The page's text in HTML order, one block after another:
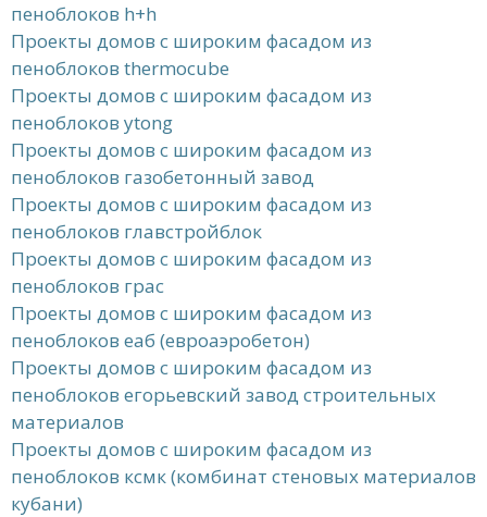
пеноблоков h+h
Проекты домов с широким фасадом из
пеноблоков thermocube
Проекты домов с широким фасадом из
пеноблоков ytong
Проекты домов с широким фасадом из
пеноблоков газобетонный завод
Проекты домов с широким фасадом из
пеноблоков главстройблок
Проекты домов с широким фасадом из
пеноблоков грас
Проекты домов с широким фасадом из
пеноблоков еаб (евроаэробетон)
Проекты домов с широким фасадом из
пеноблоков егорьевский завод строительных
материалов
Проекты домов с широким фасадом из
пеноблоков ксмк (комбинат стеновых материалов
кубани)